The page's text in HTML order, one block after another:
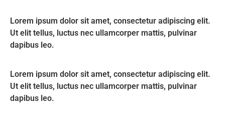
Lorem ipsum dolor sit amet, consectetur adipiscing elit.
Ut elit tellus, luctus nec ullamcorper mattis, pulvinar
dapibus leo.
Lorem ipsum dolor sit amet, consectetur adipiscing elit.
Ut elit tellus, luctus nec ullamcorper mattis, pulvinar
dapibus leo.